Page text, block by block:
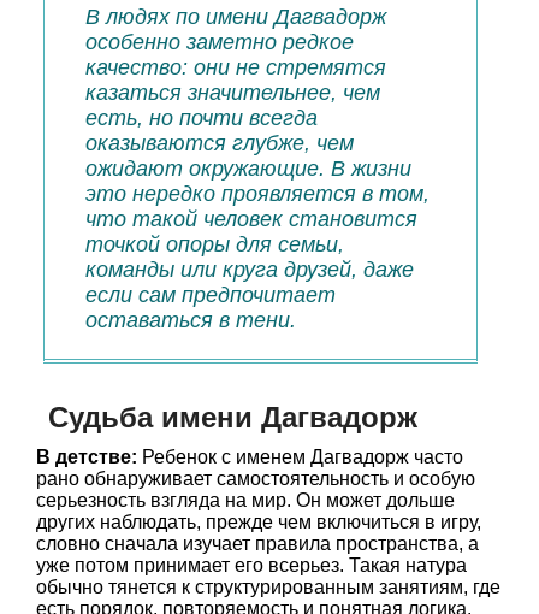
В людях по имени Дагвадорж
особенно заметно редкое
качество: они не стремятся
казаться значительнее, чем
есть, но почти всегда
оказываются глубже, чем
ожидают окружающие. В жизни
это нередко проявляется в том,
что такой человек становится
точкой опоры для семьи,
команды или круга друзей, даже
если сам предпочитает
оставаться в тени.
Судьба имени Дагвадорж
В детстве: Ребенок с именем Дагвадорж часто
рано обнаруживает самостоятельность и особую
серьезность взгляда на мир. Он может дольше
других наблюдать, прежде чем включиться в игру,
словно сначала изучает правила пространства, а
уже потом принимает его всерьез. Такая натура
обычно тянется к структурированным занятиям, где
есть порядок, повторяемость и понятная логика.